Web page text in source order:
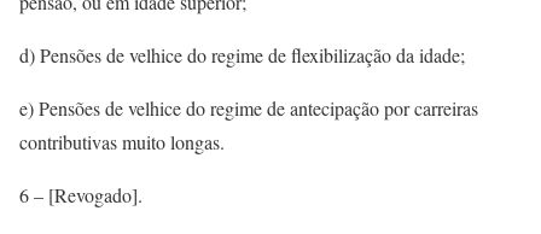
d) Pensões de velhice do regime de flexibilização da idade;
e) Pensões de velhice do regime de antecipação por carreiras
contributivas muito longas.
6 – [Revogado].